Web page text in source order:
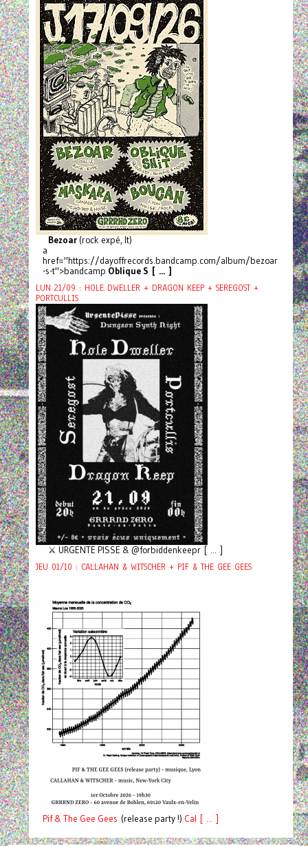
Bezoar(rock expé, It)
a
href="https://dayoffrecords.bandcamp.com/album/bezoar
-s-t">bandcamp Oblique S [ ... ]
LUN 21/09 : HOLE DWELLER + DRAGON KEEP + SEREGOST +
PORTCULLIS
⚔️ URGENTE PISSE & @forbiddenkeepr [ ... ]
JEU 01/10 : CALLAHAN & WITSCHER + PIF & THE GEE GEES
Pif& The Gee Gees (release party !) Cal [ ... ]